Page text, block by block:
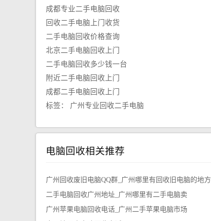
成都专业二手电脑回收
回收二手电脑上门收货
二手电脑回收价格查询
北京二手电脑回收上门
二手电脑回收多少钱一台
附近二手电脑回收上门
成都二手电脑回收上门
标签：
广州专业回收二手电脑
电脑回收相关推荐
广州回收废旧电脑QQ群_广州哪里有回收旧电脑的地方
二手电脑回收广州地址_广州哪里有二手电脑卖
广州苹果电脑回收电话_广州二手苹果电脑市场